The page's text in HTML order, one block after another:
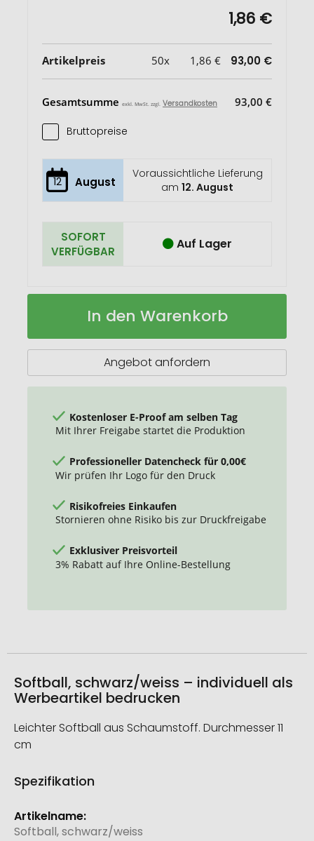
1,86 €
Artikelpreis 50x 1,86 € 93,00 €
Gesamtsumme exkl. MwSt. zzgl. Versandkosten 93,00 €
Bruttopreise
12 August
Voraussichtliche Lieferung
am12. August
SOFORT
VERFÜGBAR
Auf Lager
Softball
Auf
In den Warenkorb
Angebot anfordern
Kostenloser E-Proof am selben Tag
Mit Ihrer Freigabe startet die Produktion
Professioneller Datencheck für 0,00€
Wir prüfen Ihr Logo für den Druck
Risikofreies Einkaufen
Stornieren ohne Risiko bis zur Druckfreigabe
Exklusiver Preisvorteil
3% Rabatt auf Ihre Online-Bestellung
Softball, schwarz/weiss – individuell als
Werbeartikel bedrucken
Leichter Softball aus Schaumstoff. Durchmesser 11
cm
Spezifikation
Weitere
Informationen
Softball, schwarz/weiss